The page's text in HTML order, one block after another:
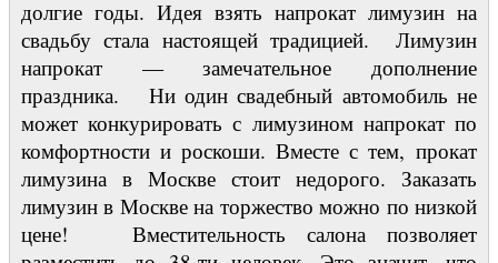
долгие годы. Идея взять напрокат лимузин на
свадьбу стала настоящей традицией. Лимузин
напрокат — замечательное дополнение
праздника. Ни один свадебный автомобиль не
может конкурировать с лимузином напрокат по
комфортности и роскоши. Вместе с тем, прокат
лимузина в Москве стоит недорого. Заказать
лимузин в Москве на торжество можно по низкой
цене! Вместительность салона позволяет